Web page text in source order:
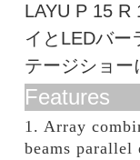
LAYU P 15 R
イとLEDバー
テージショー
Features
1. Array
beams parallel